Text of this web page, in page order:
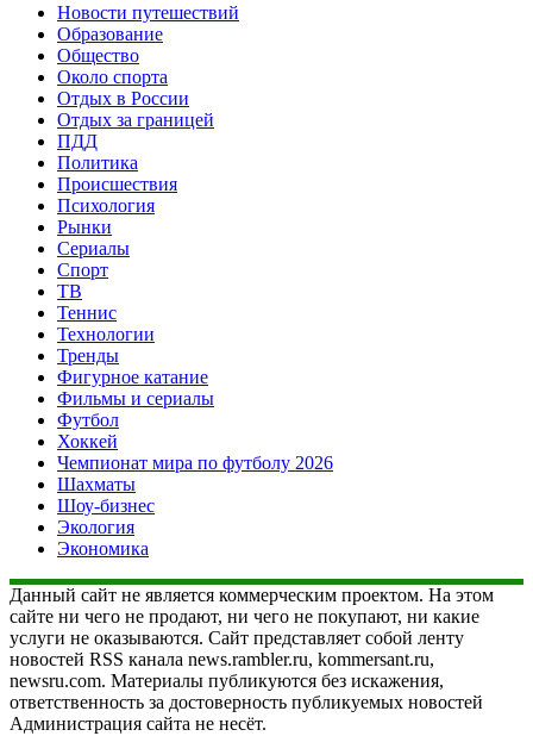
Новости путешествий
Образование
Общество
Около спорта
Отдых в России
Отдых за границей
ПДД
Политика
Происшествия
Психология
Рынки
Сериалы
Спорт
ТВ
Теннис
Технологии
Тренды
Фигурное катание
Фильмы и сериалы
Футбол
Хоккей
Чемпионат мира по футболу 2026
Шахматы
Шоу-бизнес
Экология
Экономика
Данный сайт не является коммерческим проектом. На этом
сайте ни чего не продают, ни чего не покупают, ни какие
услуги не оказываются. Сайт представляет собой ленту
новостей RSS канала news.rambler.ru, kommersant.ru,
newsru.com. Материалы публикуются без искажения,
ответственность за достоверность публикуемых новостей
Администрация сайта не несёт.